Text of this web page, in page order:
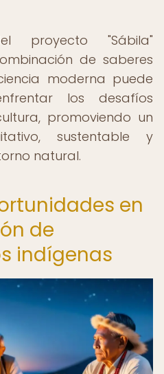
proyecto "Sábila"
de saberes
moderna puede
los desafíos
promoviendo un
sustentable y
natural.
en
de
indígenas